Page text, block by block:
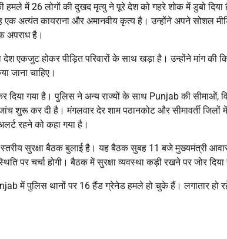
हमले में 26 लोगों की दुखद मृत्यु ने पूरे देश को गहरे शोक में डुबो
अत्यंत कायराना और अमानवीय कृत्य है। उन्होंने अपने सोशल
अपराध है।
एकजुट होकर पीड़ित परिवारों के साथ खड़ा है। उन्होंने मांग की
जाना चाहिए।
दिया गया है। पुलिस ने अन्य राज्यों के साथ Punjab की सीमाओं,
शुरू कर दी है। मंगलवार देर शाम पठानकोट और सीमावर्ती
रहने को कहा गया है।
सुरक्षा बैठक बुलाई है। यह बैठक सुबह 11 बजे मुख्यमंत्री
पर चर्चा होगी। बैठक में सुरक्षा व्यवस्था कड़ी रखने पर जोर दिया
में पुलिस थानों पर 16 हैंड ग्रेनेड हमले हो चुके हैं। लगातार हो